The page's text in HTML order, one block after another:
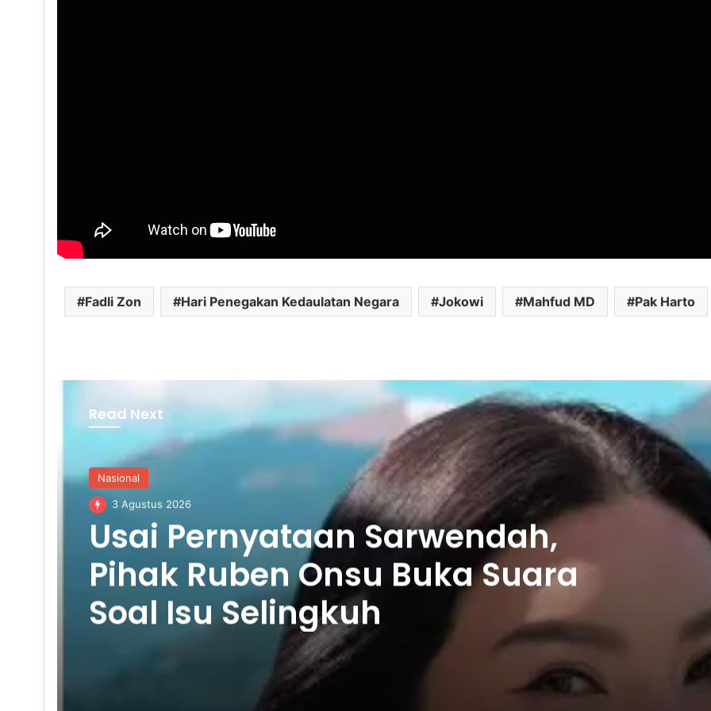
Fadli Zon Hari Penegakan Kedaulatan Negara Jokowi Mahfud MD Pak Harto
Read Next
Nasional
3 Agustus 2026
Usai Pernyataan Sarwendah,
Pihak Ruben Onsu Buka Suara
Soal Isu Selingkuh